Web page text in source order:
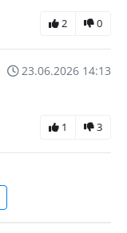
2 0
23.06.2026 14:13
1 3